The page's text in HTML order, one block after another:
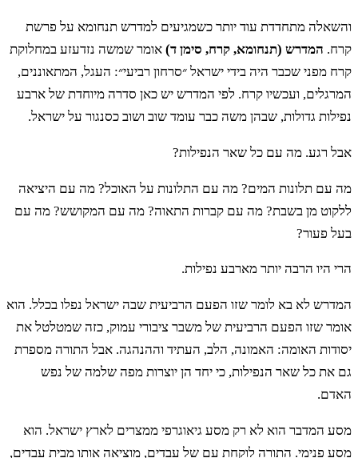
והשאלה מתחדדת עוד יותר כשמגיעים למדרש תנחומא על פרשת
קרח. המדרש (תנחומא, קרח, סימן ד) אומר שמשה נזדעזע במחלוקת
קרח מפני שכבר היה בידי ישראל ״סרחון רביעי״: העגל, המתאוננים,
המרגלים, ועכשיו קרח. לפי המדרש יש כאן סדרה מיוחדת של ארבע
נפילות גדולות, שבהן משה כבר עומד שוב ושוב כסנגור על ישראל.
אבל רגע. מה עם כל שאר הנפילות?
מה עם תלונות המים? מה עם התלונות על האוכל? מה עם היציאה
ללקוט מן בשבת? מה עם קברות התאוה? מה עם המקושש? מה עם
בעל פעור?
הרי היו הרבה יותר מארבע נפילות.
המדרש לא בא לומר שזו הפעם הרביעית שבה ישראל נפלו בכלל. הוא
אומר שזו הפעם הרביעית של משבר ציבורי עמוק, כזה שמטלטל את
יסודות האומה: האמונה, הלב, העתיד וההנהגה. אבל התורה מספרת
גם את כל שאר הנפילות, כי יחד הן יוצרות מפה שלמה של נפש
האדם.
מסע המדבר הוא לא רק מסע גיאוגרפי ממצרים לארץ ישראל. הוא
מסע פנימי. התורה לוקחת עם של עבדים, מוציאה אותו מבית עבדים,